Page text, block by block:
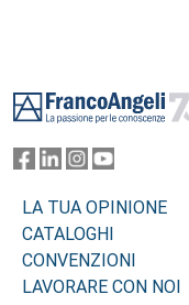
LA TUA OPINIONE
CATALOGHI
CONVENZIONI
LAVORARE CON NOI